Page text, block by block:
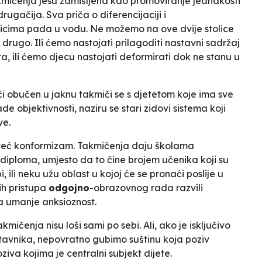
Sva priča o diferencijaciji i
pada u vodu. Ne možemo na ove dvije stolice
drugo. Ili ćemo nastojati prilagoditi nastavni sadržaj
ili ćemo djecu nastojati deformirati dok ne stanu u
obučen u jaknu takmiči se s djetetom koje ima sve
objektivnosti, naziru se stari zidovi sistema koji
konformizam. Takmičenja daju školama
umjesto da to čine brojem učenika koji su
ili neku užu oblast u kojoj će se pronaći poslije u
pristupa odgojno-obrazovnog rada razvili
anksioznost.
nisu loši sami po sebi. Ali, ako je isključivo
nepovratno gubimo suštinu koja poziv
kojima je centralni subjekt dijete.